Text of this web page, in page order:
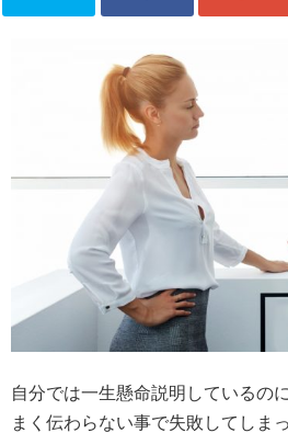
自分では一生懸命説明しているの
まく伝わらない事で失敗してしま